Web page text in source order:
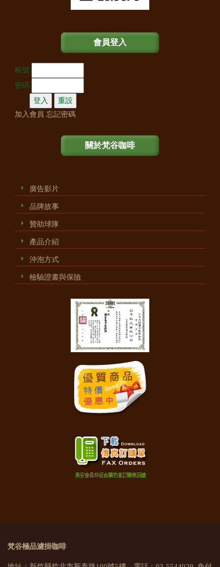
會員登入
帳號
密碼
加入會員 忘記密碼
關於梵谷咖啡
廣告影片
品牌故事
贊助球隊
產品介紹
沖泡方式
檢驗證書與保險
梵谷極品濾掛咖啡